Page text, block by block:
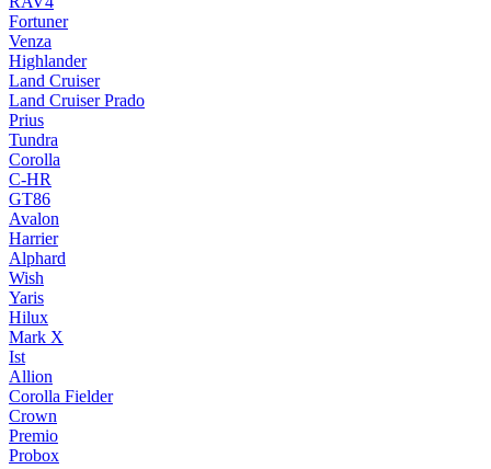
Fortuner
Venza
Highlander
Land Cruiser
Land Cruiser Prado
Prius
Tundra
Corolla
C-HR
GT86
Avalon
Harrier
Alphard
Wish
Yaris
Hilux
Mark X
Ist
Allion
Corolla Fielder
Crown
Premio
Probox